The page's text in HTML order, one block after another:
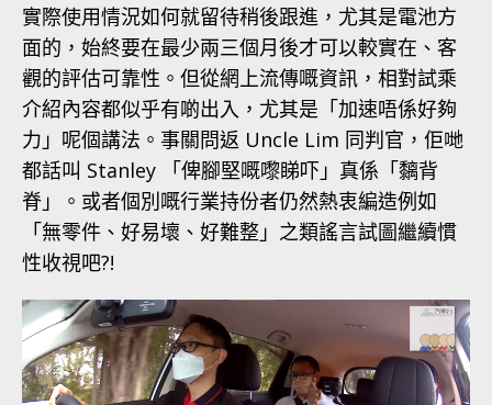
實際使用情況如何就留待稍後跟進，尤其是電池方
面的，始終要在最少兩三個月後才可以較實在、客
觀的評估可靠性。但從網上流傳嘅資訊，相對試乘
介紹內容都似乎有啲出入，尤其是「加速唔係好夠
力」呢個講法。事關問返 Uncle Lim 同判官，佢哋
都話叫 Stanley 「俾腳堅嘅嚟睇吓」真係「黐背
脊」。或者個別嘅行業持份者仍然熱衷編造例如
「無零件、好易壞、好難整」之類謠言試圖繼續慣
性收視吧?!